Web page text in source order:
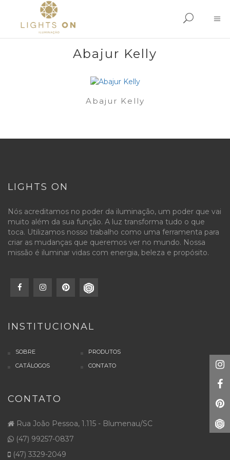
Abajur Kelly
Abajur Kelly
LIGHTS ON
Nós acreditamos no poder da iluminação, um poder que vai
muito além da sua função. A luz transforma tudo o que
toca. Utilizamos nosso trabalho como uma ferramenta para
criar as mudanças que queremos ver no mundo. Nossa
missão é iluminar vidas com energia, beleza e propósito.
INSTITUCIONAL
SOBRE
PRODUTOS
CATÁLOGOS
CONTATO
CONTATO
Rua João Pessoa, 1.115 - Blumenau/SC
(47) 99257-0837
(47) 3329-2049